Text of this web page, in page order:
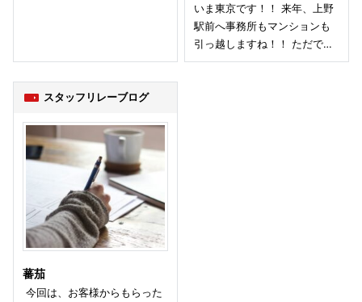
いま東京です！！ 来年、上野
駅前へ事務所もマンションも
引っ越しますね！！ ただで…
スタッフリレーブログ
蕃茄
今回は、お客様からもらった